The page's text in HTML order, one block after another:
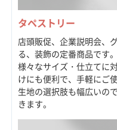
タペストリー
店頭販促、企業説明会、
る、装飾の定番商品です。
様々なサイズ・仕立てに
けにも便利で、手軽にご
生地の選択肢も幅広いの
きます。